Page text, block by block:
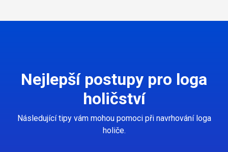
Nejlepší postupy pro loga
holičství
Následující tipy vám mohou pomoci při navrhování loga
holiče.